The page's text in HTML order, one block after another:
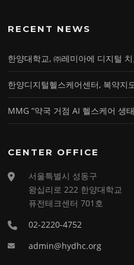
RECENT NEWS
한양대학교, ㈜레미아에 디지털
한양디지털헬스케어센터, 복약지
MMG “약국 거점 AI 헬스케어 생
CENTER OFFICE
서울특별시 성동구
왕십리로 222 한양대학교
퓨전테크센터 701호
02-2220-4752
admin@hydhc.org